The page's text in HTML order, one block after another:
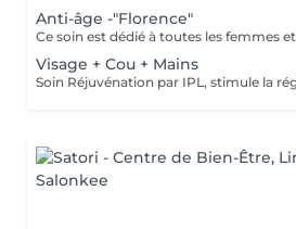
Anti-âge -"Florence"
Visage + Cou + Mains